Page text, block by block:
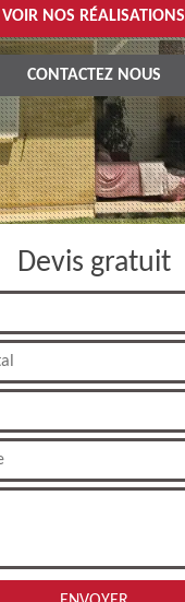
VOIR NOS RÉALISATIONS
CONTACTEZ NOUS
Devis gratuit